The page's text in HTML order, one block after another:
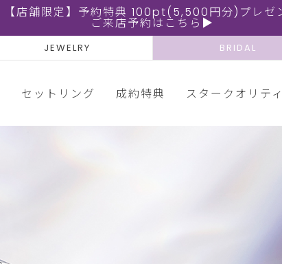
【店舗限定】予約特典 100pt(5,500円分)プレゼ
ご来店予約はこちら▶
JEWELRY BRIDAL
セットリング 成約特典 スタークオリティ